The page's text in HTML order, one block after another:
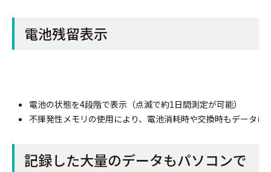
電池残留表示
電池の状態を4段階で表示（点滅で約1日間測定が可能）
不揮発性メモリの使用により、電池消耗時や交換時もデータは
記録した大量のデータもパソコンで